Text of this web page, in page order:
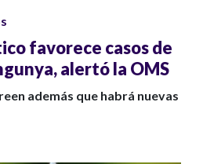
favorece casos de
alertó la OMS
además que habrá nuevas